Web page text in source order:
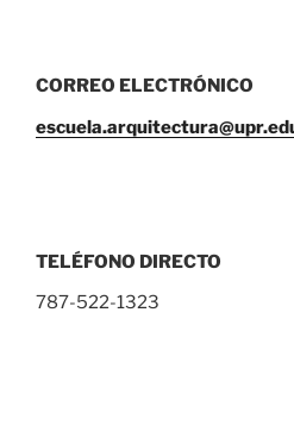
CORREO ELECTRÓNICO
TELÉFONO DIRECTO
787-522-1323